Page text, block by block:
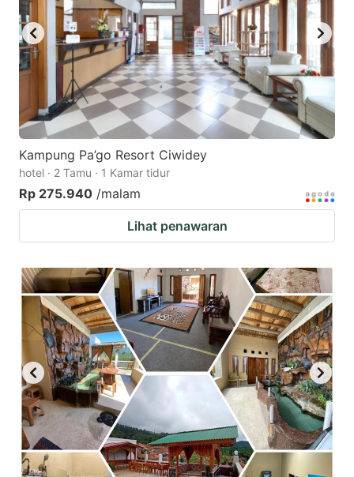
Kampung Pa’go Resort Ciwidey
hotel · 2 Tamu · 1 Kamar tidur
Rp 275.940 /malam
Lihat penawaran